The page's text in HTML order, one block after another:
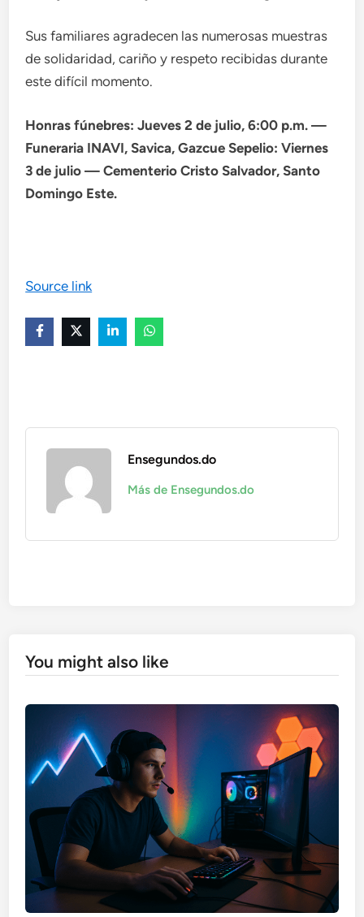
Sus familiares agradecen las numerosas muestras
de solidaridad, cariño y respeto recibidas durante
este difícil momento.
Honras fúnebres: Jueves 2 de julio, 6:00 p.m. —
Funeraria INAVI, Savica, Gazcue Sepelio: Viernes
3 de julio — Cementerio Cristo Salvador, Santo
Domingo Este.
Source link
Ensegundos.do
Más de Ensegundos.do
You might also like